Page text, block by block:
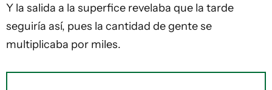
Y la salida a la superfice revelaba que la tarde
seguiría así, pues la cantidad de gente se
multiplicaba por miles.